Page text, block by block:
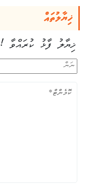
ޚިޔާލުތައް
ޚިޔާލު ފާޅު ކުރައްވާ !